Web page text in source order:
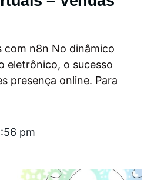
com n8n No dinâmico
eletrônico, o sucesso
presença online. Para
pm